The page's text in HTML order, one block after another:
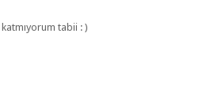
tabii : )